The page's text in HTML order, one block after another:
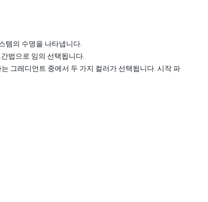
템의 수명을 나타냅니다.
법으로 임의 선택됩니다.
그레디언트 중에서 두 가지 컬러가 선택됩니다. 시작 파